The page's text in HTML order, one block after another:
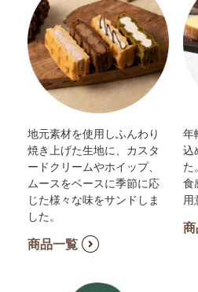
地元素材を使用しふんわり
焼き上げた生地に、カスタ
ードクリームやホイップ、
ムースをベースに季節に応
じた様々な味をサンドしま
した。
商品一覧
年
込
た
食
用